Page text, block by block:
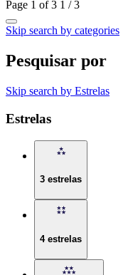
Page 1 of 3 1 / 3
Skip search by categories
Pesquisar por
Skip search by Estrelas
Estrelas
3 estrelas
4 estrelas